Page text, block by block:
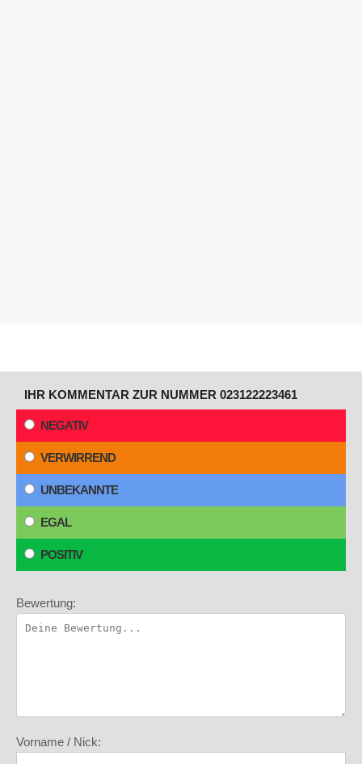
IHR KOMMENTAR ZUR NUMMER 023122223461
NEGATIV
VERWIRREND
UNBEKANNTE
EGAL
POSITIV
Bewertung:
Vorname / Nick: